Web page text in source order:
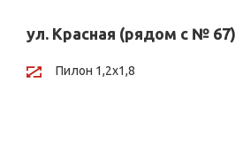
ул. Красная (рядом с № 67)
Пилон 1,2х1,8